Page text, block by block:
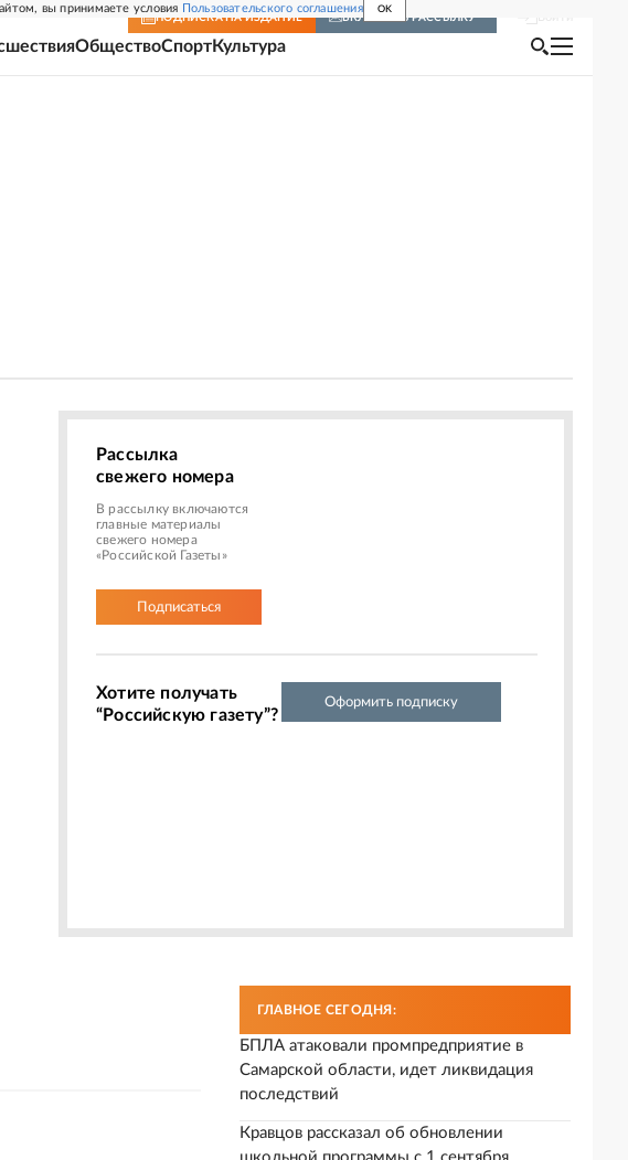
вы принимаете условия Пользовательского соглашения OK
ПОДПИСКА НА ИЗДАНИЕ ВКЛЮЧИТЬ РАССЫЛКУ
ОбществоСпортКультура
Рассылка
свежего номера
В рассылку включаются
главные материалы
свежего номера
«Российской Газеты»
Подписаться
Хотите получать
“Российскую газету”?
Оформить подписку
ГЛАВНОЕ СЕГОДНЯ:
БПЛА атаковали промпредприятие в
Самарской области, идет ликвидация
последствий
Кравцов рассказал об обновлении